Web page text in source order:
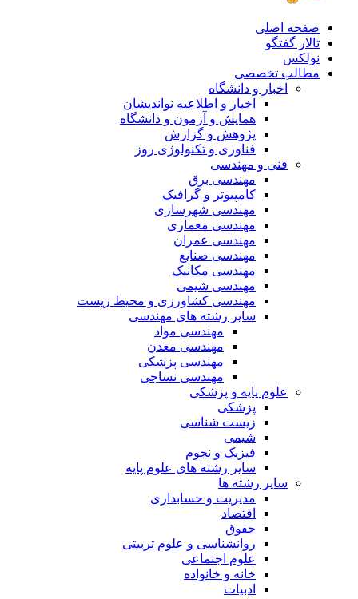
صفحه اصلی
تالار گفتگو
نولکس
مطالب تخصصی
اخبار و دانشگاه
اخبار و اطلاعیه نواندیشان
همایش و آزمون و دانشگاه
پژوهش و گزارش
فناوری و تکنولوژی روز
فنی و مهندسی
مهندسی برق
کامپیوتر و گرافیک
مهندسی شهرسازی
مهندسی معماری
مهندسی عمران
مهندسی صنایع
مهندسی مکانیک
مهندسی شیمی
مهندسی کشاورزی و محیط زیست
سایر رشته های مهندسی
مهندسی مواد
مهندسی معدن
مهندسی پزشکی
مهندسی نساجی
علوم پایه و پزشکی
پزشکی
زیست شناسی
شیمی
فیزیک و نجوم
سایر رشته های علوم پایه
سایر رشته ها
مدیریت و حسابداری
اقتصاد
حقوق
روانشناسی و علوم تربیتی
علوم اجتماعی
خانه و خانواده
ادبیات